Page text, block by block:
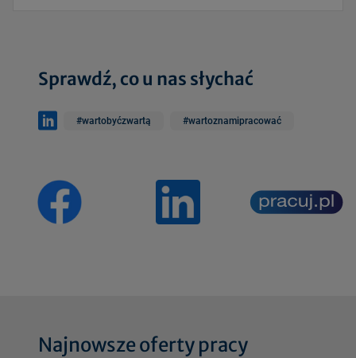
Sprawdź, co u nas słychać
#wartobyćzwartą #wartoznamipracować
Najnowsze oferty pracy